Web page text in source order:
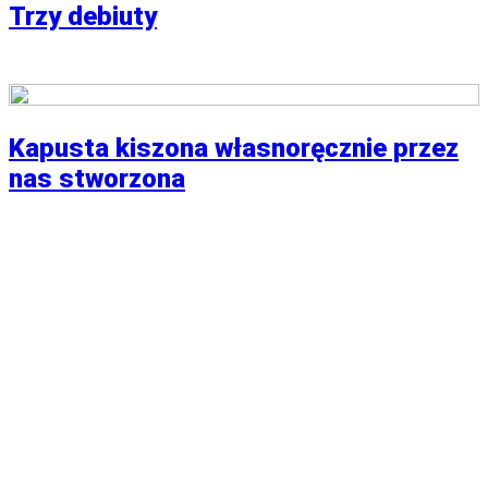
Trzy debiuty
Kapusta kiszona własnoręcznie przez
nas stworzona